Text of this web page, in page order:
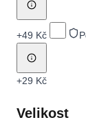
+49 Kč
+29 Kč
Velikost